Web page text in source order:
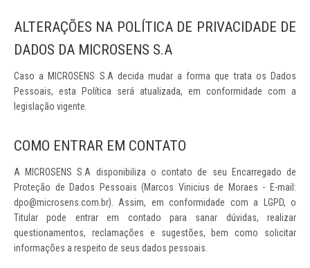
ALTERAÇÕES NA POLÍTICA DE PRIVACIDADE DE
DADOS DA MICROSENS S.A
Caso a MICROSENS S.A decida mudar a forma que trata os Dados
Pessoais, esta Política será atualizada, em conformidade com a
legislação vigente.
COMO ENTRAR EM CONTATO
A MICROSENS S.A disponibiliza o contato de seu Encarregado de
Proteção de Dados Pessoais (Marcos Vinicius de Moraes - E-mail:
dpo@microsens.com.br). Assim, em conformidade com a LGPD, o
Titular pode entrar em contado para sanar dúvidas, realizar
questionamentos, reclamações e sugestões, bem como solicitar
informações a respeito de seus dados pessoais.